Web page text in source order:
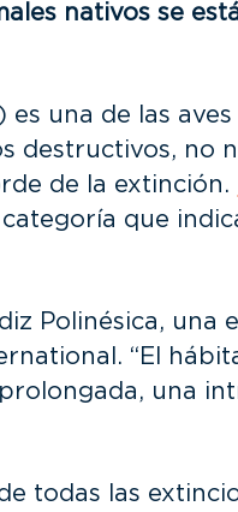
nativos se
es una de las aves
destructivos, no
de la extinción.
categoría que
Polinésica, una
“El
una
todas las